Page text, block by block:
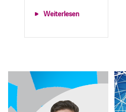
Weiterlesen